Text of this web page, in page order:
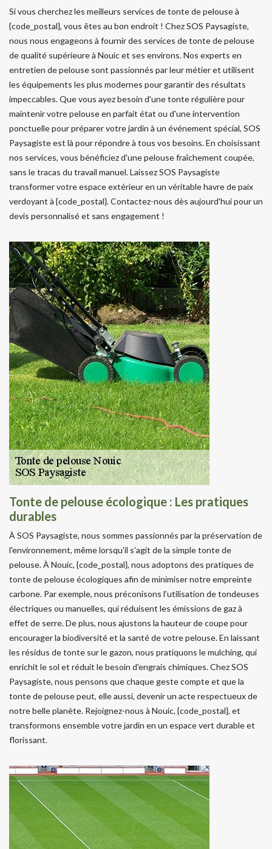
Si vous cherchez les meilleurs services de tonte de pelouse à
{code_postal}, vous êtes au bon endroit ! Chez SOS Paysagiste,
nous nous engageons à fournir des services de tonte de pelouse
de qualité supérieure à Nouic et ses environs. Nos experts en
entretien de pelouse sont passionnés par leur métier et utilisent
les équipements les plus modernes pour garantir des résultats
impeccables. Que vous ayez besoin d'une tonte régulière pour
maintenir votre pelouse en parfait état ou d'une intervention
ponctuelle pour préparer votre jardin à un événement spécial, SOS
Paysagiste est là pour répondre à tous vos besoins. En choisissant
nos services, vous bénéficiez d'une pelouse fraîchement coupée,
sans le tracas du travail manuel. Laissez SOS Paysagiste
transformer votre espace extérieur en un véritable havre de paix
verdoyant à {code_postal}. Contactez-nous dès aujourd'hui pour un
devis personnalisé et sans engagement !
Tonte de pelouse écologique : Les pratiques
durables
À SOS Paysagiste, nous sommes passionnés par la préservation de
l'environnement, même lorsqu'il s'agit de la simple tonte de
pelouse. À Nouic, {code_postal}, nous adoptons des pratiques de
tonte de pelouse écologiques afin de minimiser notre empreinte
carbone. Par exemple, nous préconisons l'utilisation de tondeuses
électriques ou manuelles, qui réduisent les émissions de gaz à
effet de serre. De plus, nous ajustons la hauteur de coupe pour
encourager la biodiversité et la santé de votre pelouse. En laissant
les résidus de tonte sur le gazon, nous pratiquons le mulching, qui
enrichit le sol et réduit le besoin d'engrais chimiques. Chez SOS
Paysagiste, nous pensons que chaque geste compte et que la
tonte de pelouse peut, elle aussi, devenir un acte respectueux de
notre belle planète. Rejoignez-nous à Nouic, {code_postal}, et
transformons ensemble votre jardin en un espace vert durable et
florissant.